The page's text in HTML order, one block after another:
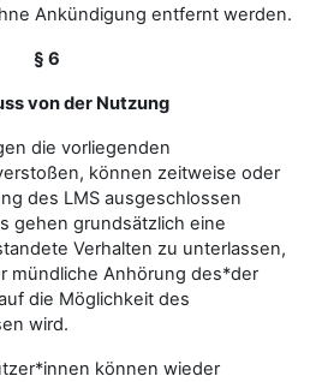
Ankündigung entfernt werden.
§ 6
von der Nutzung
die vorliegenden
können zeitweise oder
des LMS ausgeschlossen
gehen grundsätzlich eine
Verhalten zu unterlassen,
mündliche Anhörung des*der
die Möglichkeit des
wird.
können wieder